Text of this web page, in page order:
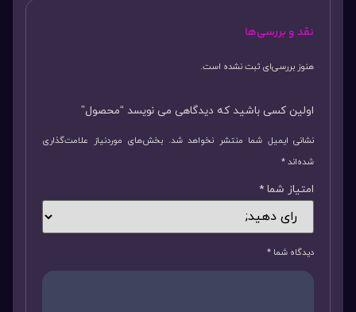
نقد و بررسی‌ها
هنوز بررسی‌ای ثبت نشده است.
اولین کسی باشید که دیدگاهی می نویسد “محصول”
نشانی ایمیل شما منتشر نخواهد شد. بخش‌های موردنیاز علامت‌گذاری
شده‌اند*
امتیاز شما *
دیدگاه شما *